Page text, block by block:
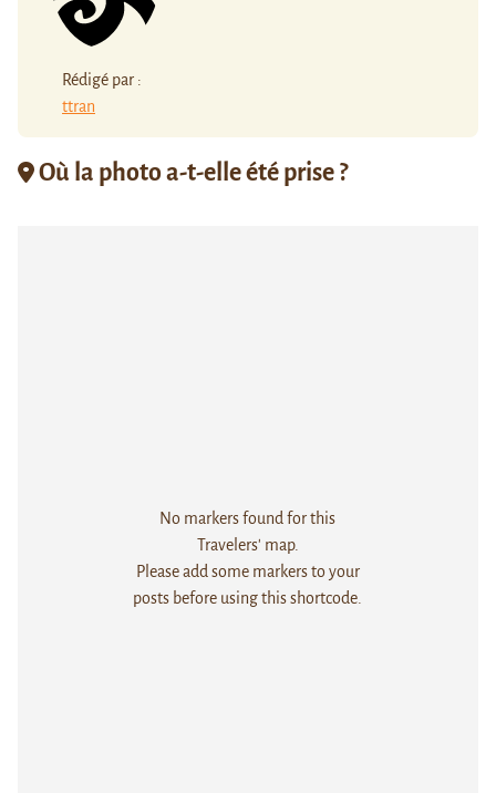
Rédigé par :
ttran
Où la photo a-t-elle été prise ?
No markers found for this
Travelers' map.
Please add some markers to your
posts before using this shortcode.